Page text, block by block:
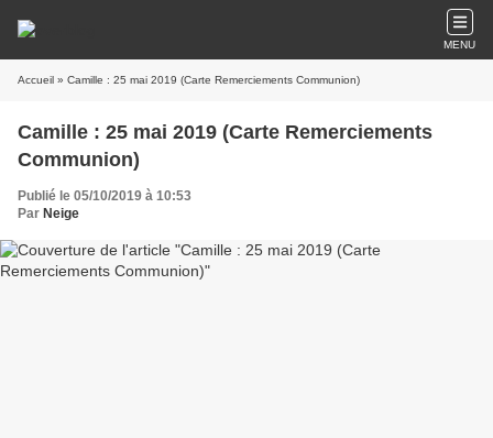
MENU
Accueil » Camille : 25 mai 2019 (Carte Remerciements Communion)
Camille : 25 mai 2019 (Carte Remerciements
Communion)
Publié le 05/10/2019 à 10:53
Par Neige